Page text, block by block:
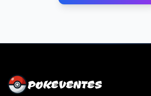
POKEVENTES